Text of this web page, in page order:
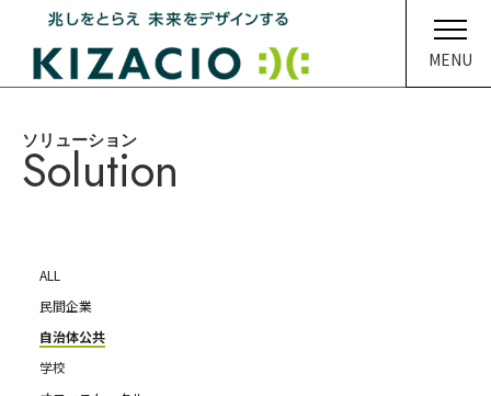
MENU
ソリューション
Solution
ALL
民間企業
自治体公共
学校